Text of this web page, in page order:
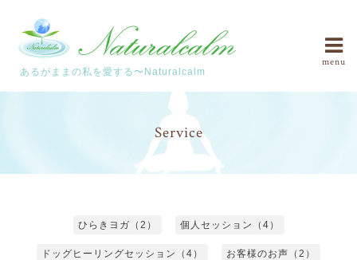
あるがままの私を愛する〜Naturalcalm
menu
Service
ひらきヨガ（2） 個人セッション（4）
ドッグヒーリングセッション（4） お客様のお声（2）